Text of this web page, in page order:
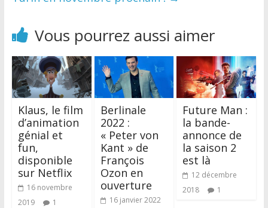
Vous pourrez aussi aimer
Klaus, le film
d’animation
génial et
fun,
disponible
sur Netflix
16 novembre
2019
1
Berlinale
2022 :
« Peter von
Kant » de
François
Ozon en
ouverture
16 janvier 2022
Future Man :
la bande-
annonce de
la saison 2
est là
12 décembre
2018
1